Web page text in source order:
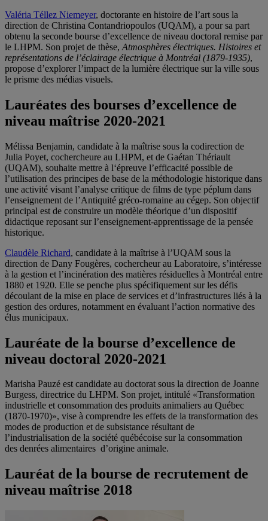
Valéria Téllez Niemeyer, doctorante en histoire de l’art sous la
direction de Christina Contandriopoulos (UQAM), a pour sa part
obtenu la seconde bourse d’excellence de niveau doctoral remise par
le LHPM. Son projet de thèse, Atmosphères électriques. Histoires et
représentations de l’éclairage électrique à Montréal (1879-1935),
propose d’explorer l’impact de la lumière électrique sur la ville sous
le prisme des médias visuels.
Lauréates des bourses d’excellence de
niveau maîtrise 2020-2021
Mélissa Benjamin, candidate à la maîtrise sous la codirection de
Julia Poyet, cochercheure au LHPM, et de Gaétan Thériault
(UQAM), souhaite mettre à l‘épreuve l’efficacité possible de
l’utilisation des principes de base de la méthodologie historique dans
une activité visant l’analyse critique de films de type péplum dans
l’enseignement de l’Antiquité gréco-romaine au cégep. Son objectif
principal est de construire un modèle théorique d’un dispositif
didactique reposant sur l’enseignement-apprentissage de la pensée
historique.
Claudèle Richard, candidate à la maîtrise à l’UQAM sous la
direction de Dany Fougères, cochercheur au Laboratoire, s’intéresse
à la gestion et l’incinération des matières résiduelles à Montréal entre
1880 et 1920. Elle se penche plus spécifiquement sur les défis
découlant de la mise en place de services et d’infrastructures liés à la
gestion des ordures, notamment en évaluant l’action normative des
élus municipaux.
Lauréate de la bourse d’excellence de
niveau doctoral 2020-2021
Marisha Pauzé est candidate au doctorat sous la direction de Joanne
Burgess, directrice du LHPM. Son projet, intitulé «Transformation
industrielle et consommation des produits animaliers au Québec
(1870-1970)», vise à comprendre les effets de la transformation des
modes de production et de subsistance résultant de
l’industrialisation de la société québécoise sur la consommation
des denrées alimentaires d’origine animale.
Lauréat de la bourse de recrutement de
niveau maîtrise 2018